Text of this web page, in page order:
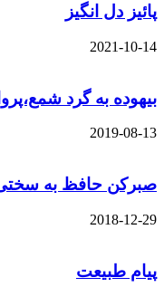
دل انگیز
2021-10-
به گرد
2019-08-
حافظ به سختی
2018-12-
طبیعت